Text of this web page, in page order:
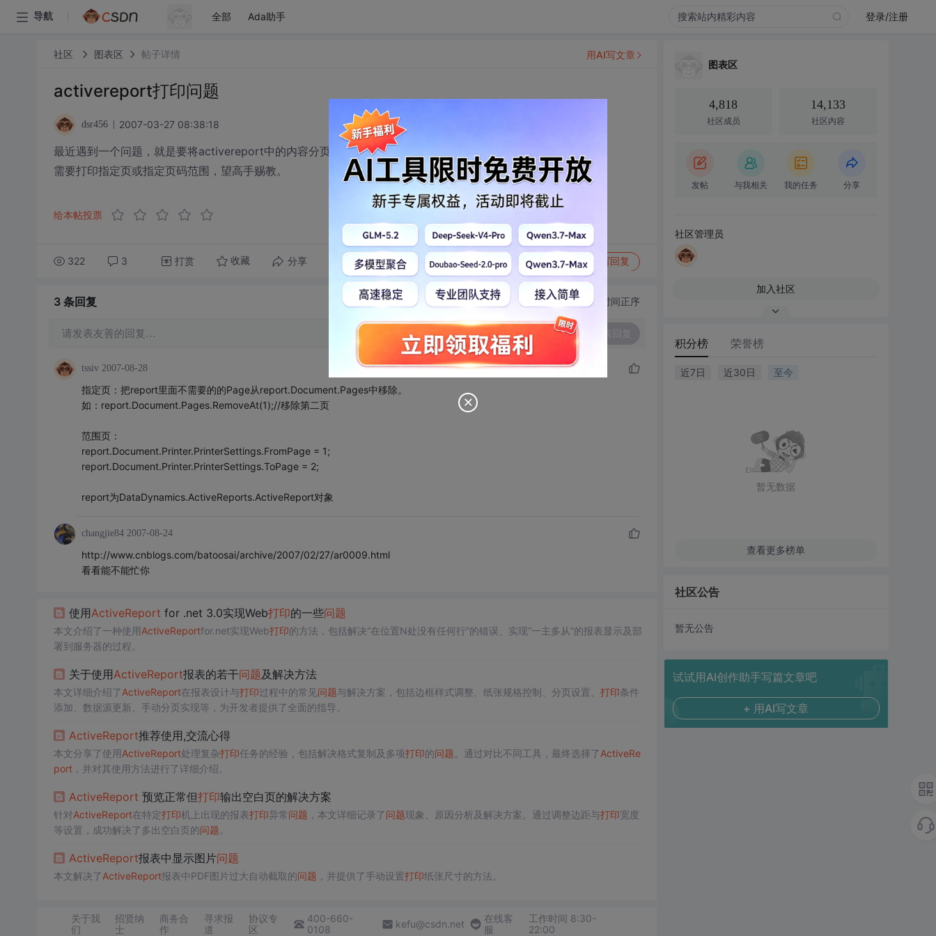
导航 全部 Ada助手 登录/注册
社区 图表区 帖子详情
activereport打印问题
dsr456 2007-03-27 08:38:18
最近遇到一个问题，就是要将activereport中的内容分页打印
需要打印指定页或指定页码范围，望高手赐教。
给本帖投票
322 3 打赏 收藏 分享 转发到动态 举报 写回复
用AI写文章
3 条回复 切换为时间正序
请发表友善的回复…
tssiv 2007-08-28
指定页：把report里面不需要的的Page从report.Document.Pages中移除。
如：report.Document.Pages.RemoveAt(1);//移除第二页
范围页：
report.Document.Printer.PrinterSettings.FromPage = 1;
report.Document.Printer.PrinterSettings.ToPage = 2;
report为DataDynamics.ActiveReports.ActiveReport对象
changjie84 2007-08-24
http://www.cnblogs.com/batoosai/archive/2007/02/27/ar0009.html
看看能不能忙你
使用ActiveReport for .net 3.0实现Web打印的一些问题
本文介绍了一种使用ActiveReportfor.net实现Web打印的方法，包括解决“在位置N处没有任何行”的错误、实现“一主多从”的报表显示及部
署到服务器的过程。
关于使用ActiveReport报表的若干问题及解决方法
本文详细介绍了ActiveReport在报表设计与打印过程中的常见问题与解决方案，包括边框样式调整、纸张规格控制、分页设置、 打印条件
添加、数据源更新、手动分页实现等，为开发者提供了全面的指导。
ActiveReport推荐使用,交流心得
本文分享了使用ActiveReport处理复杂打印任务的经验，包括解决格式复制及多项打印的问题 。通过对比不同工具，最终选择了ActiveRe
port，并对其使用方法进行了详细介绍。
ActiveReport 预览正常但打印输出空白页的解决方案
针对ActiveReport在特定打印机上出现的报表打印异常问题 ，本文详细记录了问题现象、原因分析及解决方案。通过调整边距与打印宽度
等设置，成功解决了多出空白页的问题
ActiveReport报表中显示图片问题
本文解决了ActiveReport报表中PDF图片过大自动截取的问题 ，并提供了手动设置打印纸张尺寸的方法。
关于我
们
招贤纳
士
商务合
作
寻求报
道
协议专
区
400-660-
0108
kefu@csdn.net
在线客
服
工作时间 8:30-
22:00
图表区
4,818
社区成员
14,133
社区内容
发帖 与我相关 我的任务 分享
社区管理员
加入社区
积分榜 荣誉榜
近7日 近30日 至今
暂无数据
查看更多榜单
社区公告
暂无公告
试试用AI创作助手写篇文章吧
+ 用AI写文章